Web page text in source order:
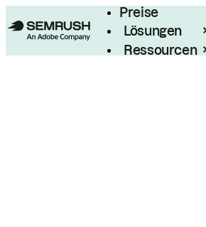
Preise
Lösungen
Ressourcen